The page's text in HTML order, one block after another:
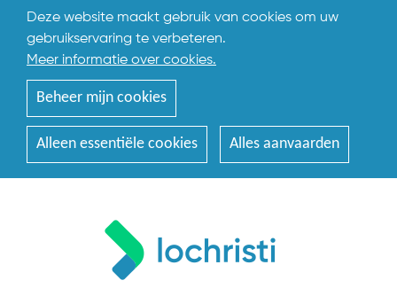
Deze website maakt gebruik van cookies om uw
gebruikservaring te verbeteren.
Meer informatie over cookies.
Beheer mijn cookies
Alleen essentiële cookies Alles aanvaarden